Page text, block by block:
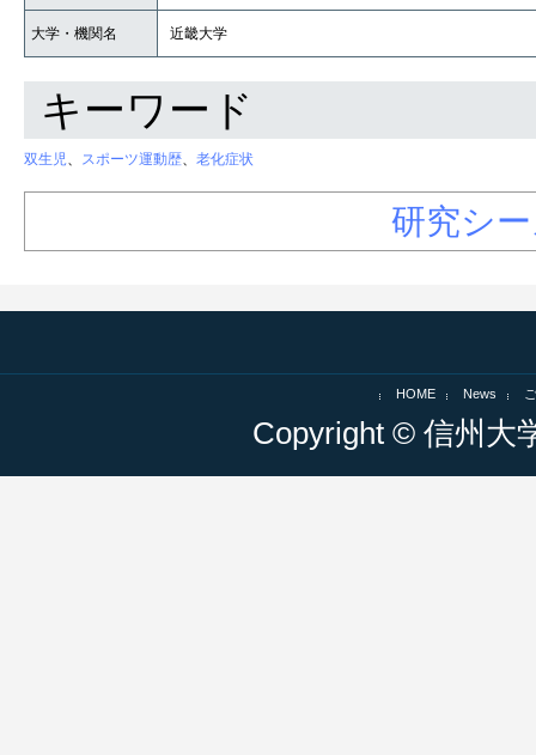
大学・機関名 近畿大学
キーワード
双生児、 スポーツ運動歴、 老化症状
研究シ
HOME News
Copyright © 信州大